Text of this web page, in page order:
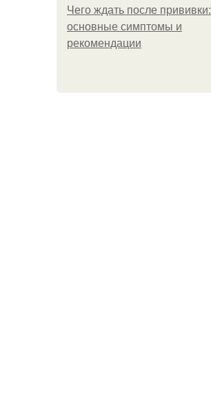
Чего ждать после прививки:
основные симптомы и
рекомендации